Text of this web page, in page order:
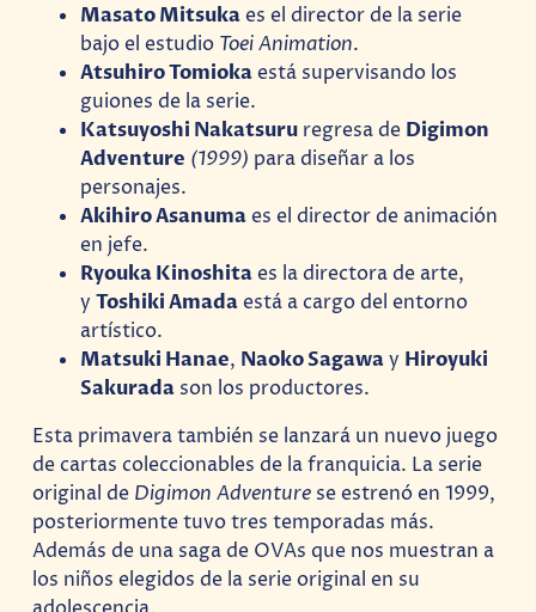
Masato Mitsukaes el director de la serie
bajo el estudio Toei Animation.
Atsuhiro Tomiokaestá supervisando los
guiones de la serie.
Katsuyoshi Nakatsuru regresa de Digimon
Adventure (1999) para diseñar a los
personajes.
Akihiro Asanumaes el director de animación
en jefe.
Ryouka Kinoshitaes la directora de arte,
yToshiki Amadaestá a cargo del entorno
artístico.
Matsuki Hanae, Naoko Sagaway Hiroyuki
Sakurada son los productores.
Esta primavera también se lanzará un nuevo juego
de cartas coleccionables de la franquicia. La serie
original de Digimon Adventure se estrenó en 1999,
posteriormente tuvo tres temporadas más.
Además de una saga de OVAs que nos muestran a
los niños elegidos de la serie original en su